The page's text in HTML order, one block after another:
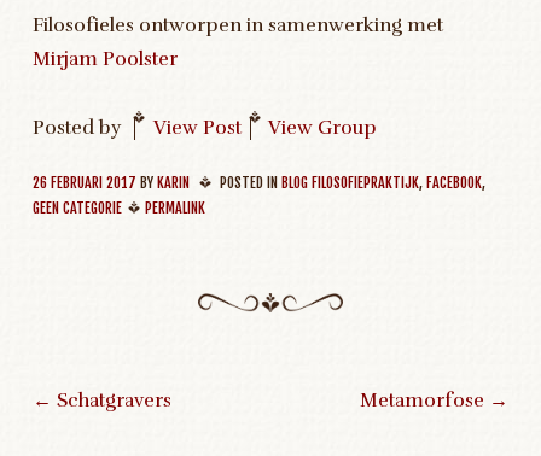
Filosofieles ontworpen in samenwerking met
Mirjam Poolster
Posted by | View Post | View Group
26 FEBRUARI 2017 BY KARIN POSTED IN BLOG FILOSOFIEPRAKTIJK, FACEBOOK,
GEEN CATEGORIE
PERMALINK
← Schatgravers Metamorfose →